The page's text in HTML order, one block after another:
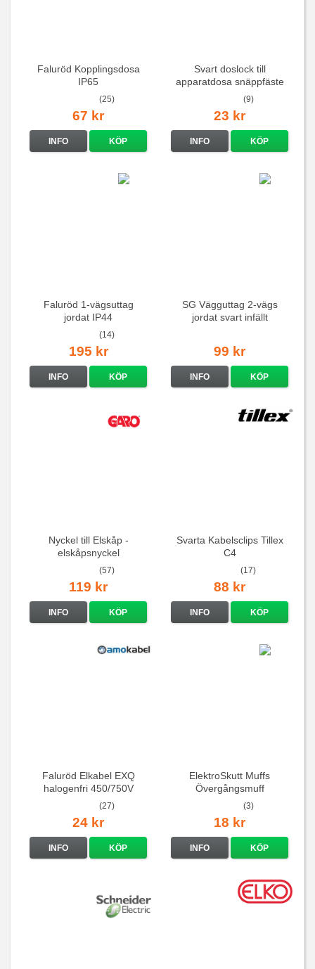
Faluröd Kopplingsdosa
IP65
(25)
67 kr
INFO KÖP
Svart doslock till
apparatdosa snäppfäste
(9)
23 kr
INFO KÖP
Faluröd 1-vägsuttag
jordat IP44
(14)
195 kr
INFO KÖP
SG Vägguttag 2-vägs
jordat svart infällt
99 kr
INFO KÖP
Nyckel till Elskåp -
elskåpsnyckel
(57)
119 kr
INFO KÖP
Svarta Kabelsclips Tillex
C4
(17)
88 kr
INFO KÖP
Faluröd Elkabel EXQ
halogenfri 450/750V
(27)
24 kr
INFO KÖP
ElektroSkutt Muffs
Övergångsmuff
(3)
18 kr
INFO KÖP